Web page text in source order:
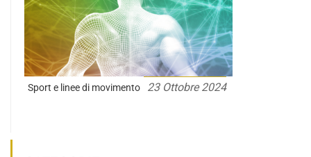
Sport e linee di movimento 23 Ottobre 2024